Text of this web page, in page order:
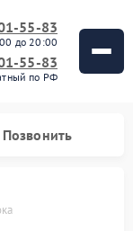
55-83
до 20:00
55-83
по РФ
Позвонить